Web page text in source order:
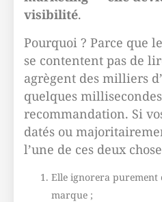
visibilité.
Pourquoi ? Parce que
se contentent pas de
agrègent des milliers
quelques
recommandation. Si
datés ou
l’une de ces deux
Elle ignorera purement
marque ;